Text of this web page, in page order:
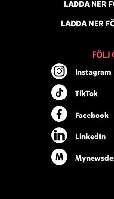
LADDA NER
LADDA NER
FÖLJ
Instagram
TikTok
Facebook
LinkedIn
M